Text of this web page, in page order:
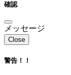
確認
メッセージ
Close
警告！！